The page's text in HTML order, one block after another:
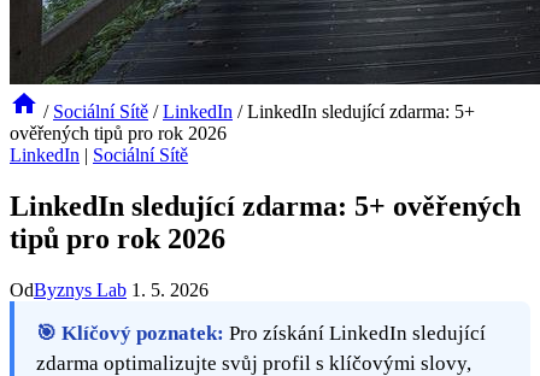
/ Sociální Sítě / LinkedIn / LinkedIn sledující zdarma: 5+
ověřených tipů pro rok 2026
LinkedIn | Sociální Sítě
LinkedIn sledující zdarma: 5+ ověřených
tipů pro rok 2026
OdByznys Lab 1. 5. 2026
🎯 Klíčový poznatek: Pro získání LinkedIn sledující
zdarma optimalizujte svůj profil s klíčovými slovy,